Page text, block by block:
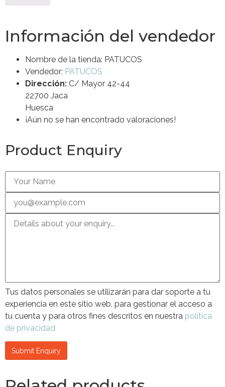
Información del vendedor
Nombre de la tienda: PATUCOS
Vendedor: PATUCOS
Dirección: C/ Mayor 42-44
22700 Jaca
Huesca
¡Aún no se han encontrado valoraciones!
Product Enquiry
Tus datos personales se utilizarán para dar soporte a tu
experiencia en este sitio web, para gestionar el acceso a
tu cuenta y para otros fines descritos en nuestra política
de privacidad